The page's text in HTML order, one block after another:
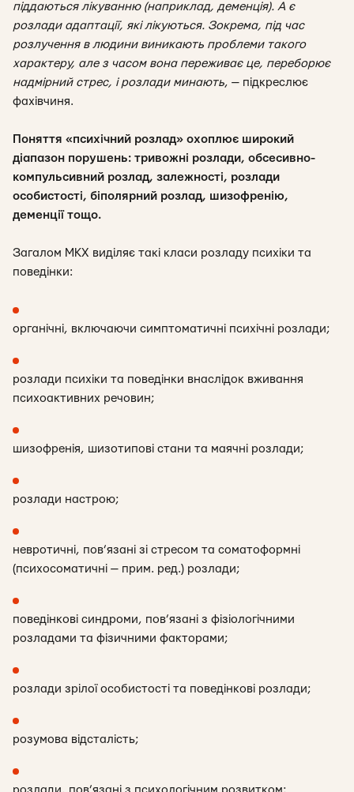
піддаються лікуванню (наприклад, деменція). А є
розлади адаптації, які лікуються. Зокрема, під час
розлучення в людини виникають проблеми такого
характеру, але з часом вона переживає це, переборює
надмірний стрес, і розлади минають, — підкреслює
фахівчиня.
Поняття «психічний розлад» охоплює широкий
діапазон порушень: тривожні розлади, обсесивно-
компульсивний розлад, залежності, розлади
особистості, біполярний розлад, шизофренію,
деменції тощо.
Загалом МКХ виділяє такі класи розладу психіки та
поведінки:
органічні, включаючи симптоматичні психічні розлади;
розлади психіки та поведінки внаслідок вживання
психоактивних речовин;
шизофренія, шизотипові стани та маячні розлади;
розлади настрою;
невротичні, пов’язані зі стресом та соматоформні
(психосоматичні — прим. ред.) розлади;
поведінкові синдроми, пов’язані з фізіологічними
розладами та фізичними факторами;
розлади зрілої особистості та поведінкові розлади;
розумова відсталість;